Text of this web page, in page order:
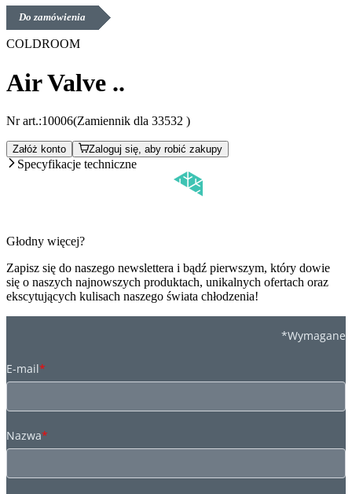
Do zamówienia
COLDROOM
Air Valve ..
Nr art.:10006(Zamiennik dla 33532 )
Załóż konto Zaloguj się, aby robić zakupy
Specyfikacje techniczne
Głodny więcej?
Zapisz się do naszego newslettera i bądź pierwszym, który dowie
się o naszych najnowszych produktach, unikalnych ofertach oraz
ekscytujących kulisach naszego świata chłodzenia!
*Wymagane
E-mail*
Nazwa*